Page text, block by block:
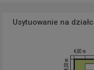
Usytuowanie na